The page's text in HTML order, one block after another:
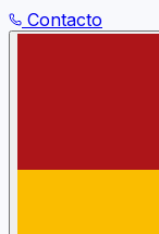
Contacto